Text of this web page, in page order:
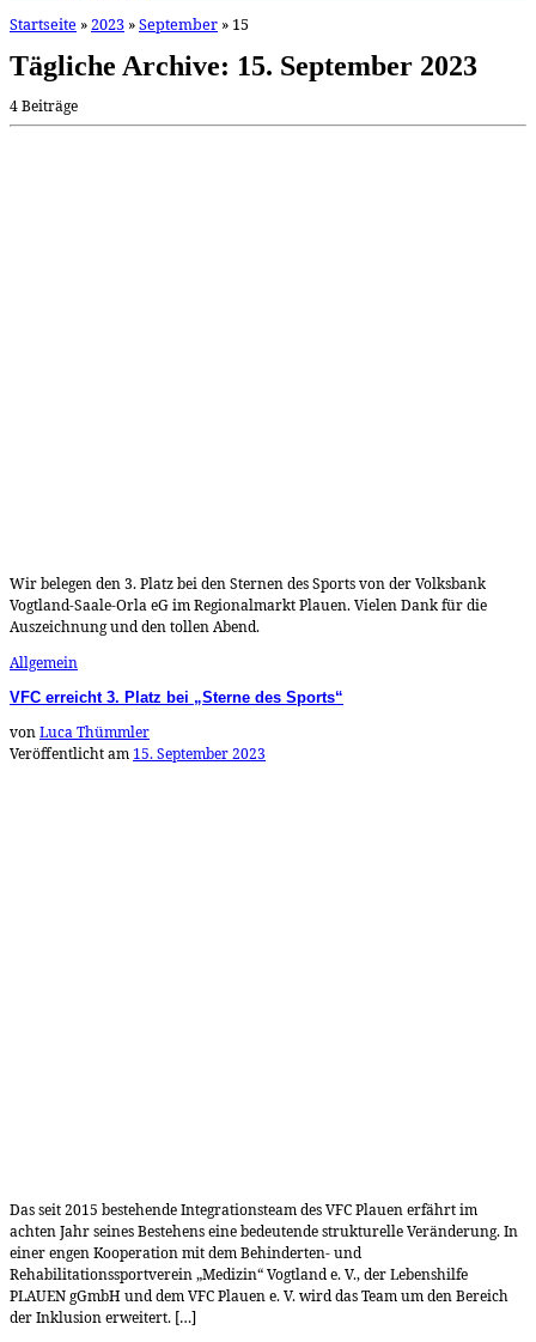
Startseite »2023 »September » 15
Tägliche Archive: 15. September 2023
4 Beiträge
Wir belegen den 3. Platz bei den Sternen des Sports von der Volksbank
Vogtland-Saale-Orla eG im Regionalmarkt Plauen. Vielen Dank für die
Auszeichnung und den tollen Abend.
Allgemein
VFC erreicht 3. Platz bei „Sterne des Sports“
vonLuca Thümmler
Veröffentlicht am 15. September 2023
Das seit 2015 bestehende Integrationsteam des VFC Plauen erfährt im
achten Jahr seines Bestehens eine bedeutende strukturelle Veränderung. In
einer engen Kooperation mit dem Behinderten- und
Rehabilitationssportverein „Medizin“ Vogtland e. V., der Lebenshilfe
PLAUEN gGmbH und dem VFC Plauen e. V. wird das Team um den Bereich
der Inklusion erweitert. […]